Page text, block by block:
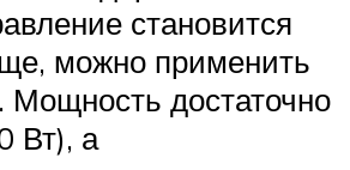
становится
можно применить
Мощность достаточно
Вт), а